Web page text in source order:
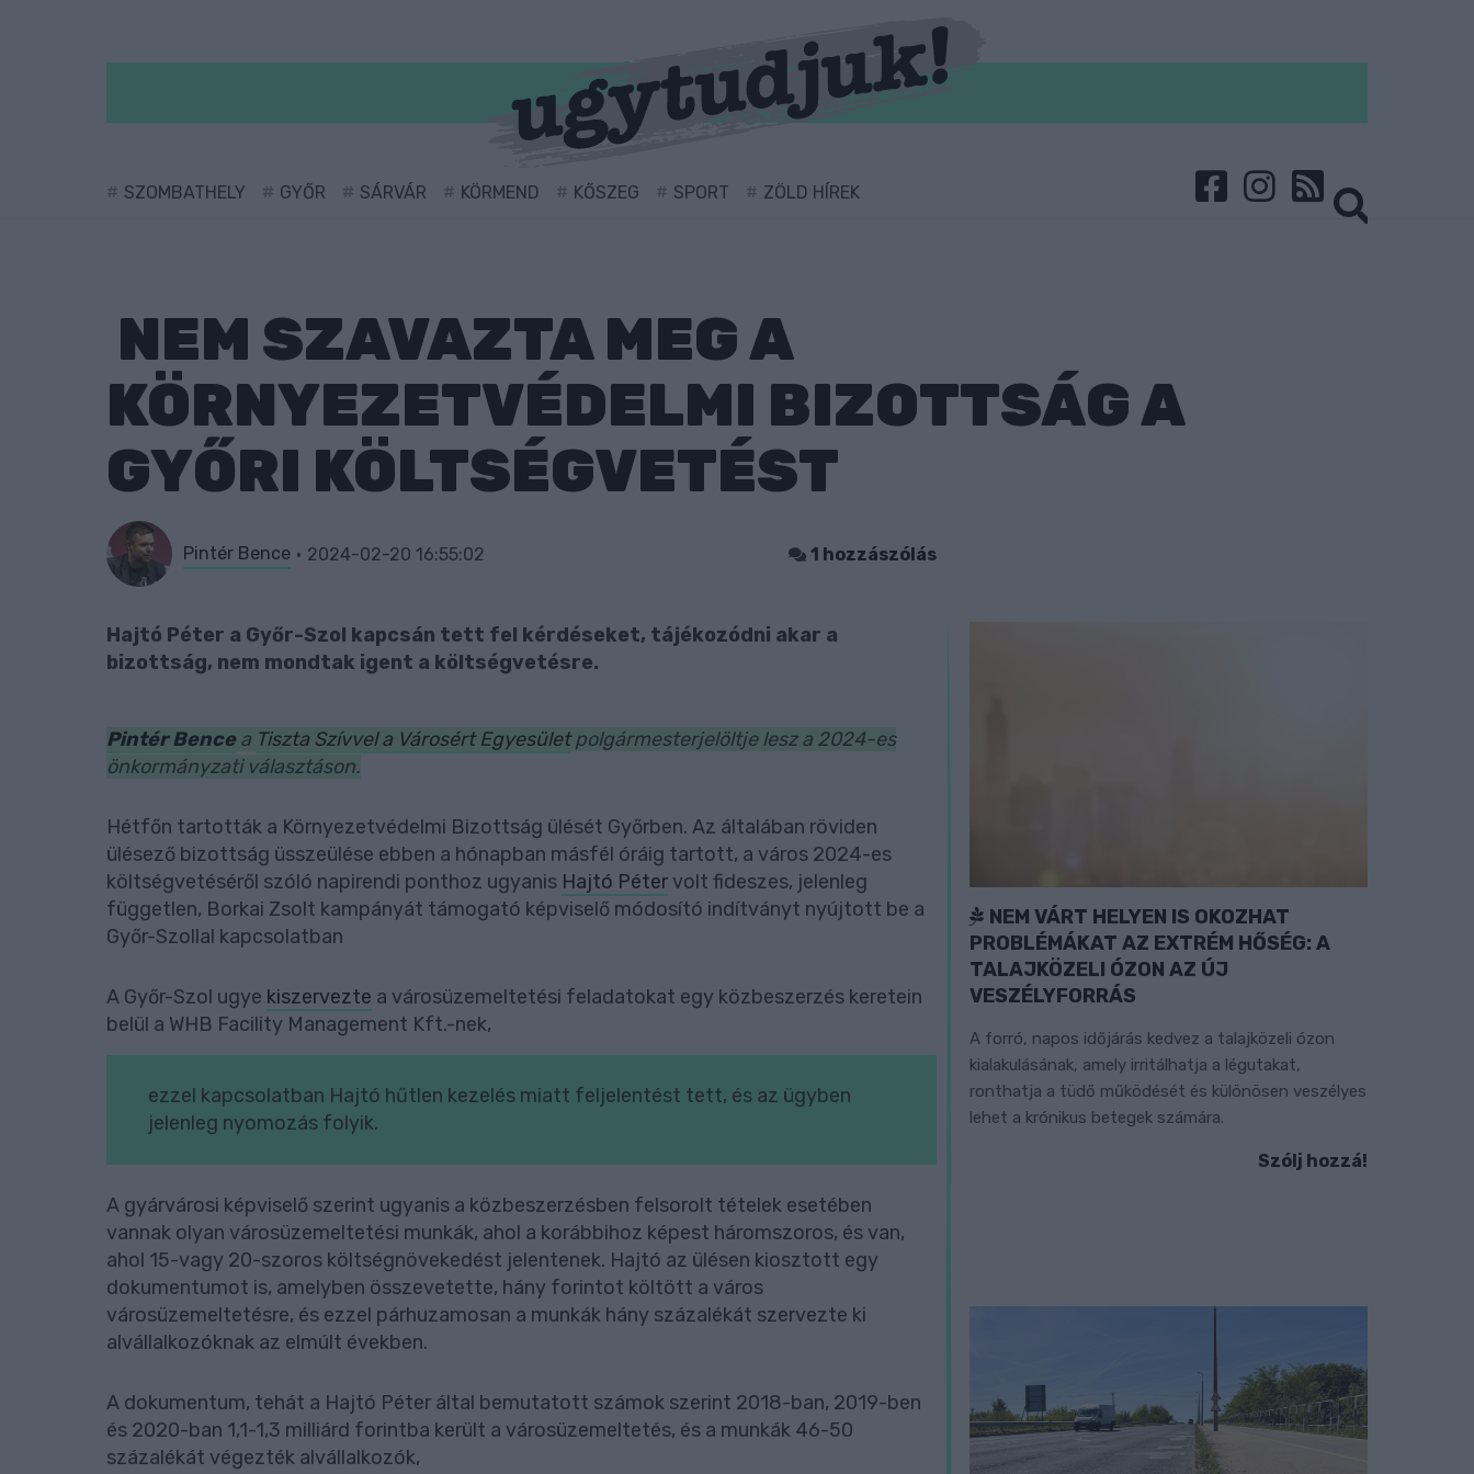
SZOMBATHELY GYŐR SÁRVÁR KÖRMEND KŐSZEG SPORT ZÖLD HÍREK
NEM SZAVAZTA MEG A
KÖRNYEZETVÉDELMI BIZOTTSÁG A
GYŐRI KÖLTSÉGVETÉST
Pintér Bence 2024-02-20 16:55:02 1 hozzászólás
Hajtó Péter a Győr-Szol kapcsán tett fel kérdéseket, tájékozódni akar a
bizottság, nem mondtak igent a költségvetésre.
Pintér Bencea Tiszta Szívvel a Városért Egyesületpolgármesterjelöltje lesz a 2024-es
önkormányzati választáson.
Hétfőn tartották a Környezetvédelmi Bizottság ülését Győrben. Az általában röviden
ülésező bizottság üsszeülése ebben a hónapban másfél óráig tartott, a város 2024-es
költségvetéséről szóló napirendi ponthoz ugyanis Hajtó Péter volt fideszes, jelenleg
független, Borkai Zsolt kampányát támogató képviselő módosító indítványt nyújtott be a
Győr-Szollal kapcsolatban
A Győr-Szol ugye kiszervezte a városüzemeltetési feladatokat egy közbeszerzés keretein
belül a WHB Facility Management Kft.-nek,
ezzel kapcsolatban Hajtó hűtlen kezelés miatt feljelentést tett, és az ügyben
jelenleg nyomozás folyik.
A gyárvárosi képviselő szerint ugyanis a közbeszerzésben felsorolt tételek esetében
vannak olyan városüzemeltetési munkák, ahol a korábbihoz képest háromszoros, és van,
ahol 15-vagy 20-szoros költségnövekedést jelentenek. Hajtó az ülésen kiosztott egy
dokumentumot is, amelyben összevetette, hány forintot költött a város
városüzemeltetésre, és ezzel párhuzamosan a munkák hány százalékát szervezte ki
alvállalkozóknak az elmúlt években.
A dokumentum, tehát a Hajtó Péter által bemutatott számok szerint 2018-ban, 2019-ben
és 2020-ban 1,1-1,3 milliárd forintba került a városüzemeltetés, és a munkák 46-50
százalékát végezték alvállalkozók,
NEM VÁRT HELYEN IS OKOZHAT
PROBLÉMÁKAT AZ EXTRÉM HŐSÉG: A
TALAJKÖZELI ÓZON AZ ÚJ
VESZÉLYFORRÁS
A forró, napos időjárás kedvez a talajközeli ózon
kialakulásának, amely irritálhatja a légutakat,
ronthatja a tüdő működését és különösen veszélyes
lehet a krónikus betegek számára.
Szólj hozzá!